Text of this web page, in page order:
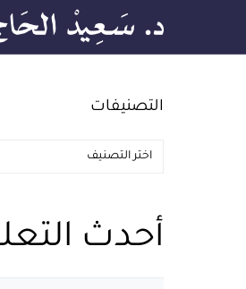
التصنيفات
أحدث